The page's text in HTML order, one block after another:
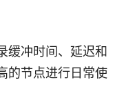
缓冲时间、延迟和
的节点进行日常使